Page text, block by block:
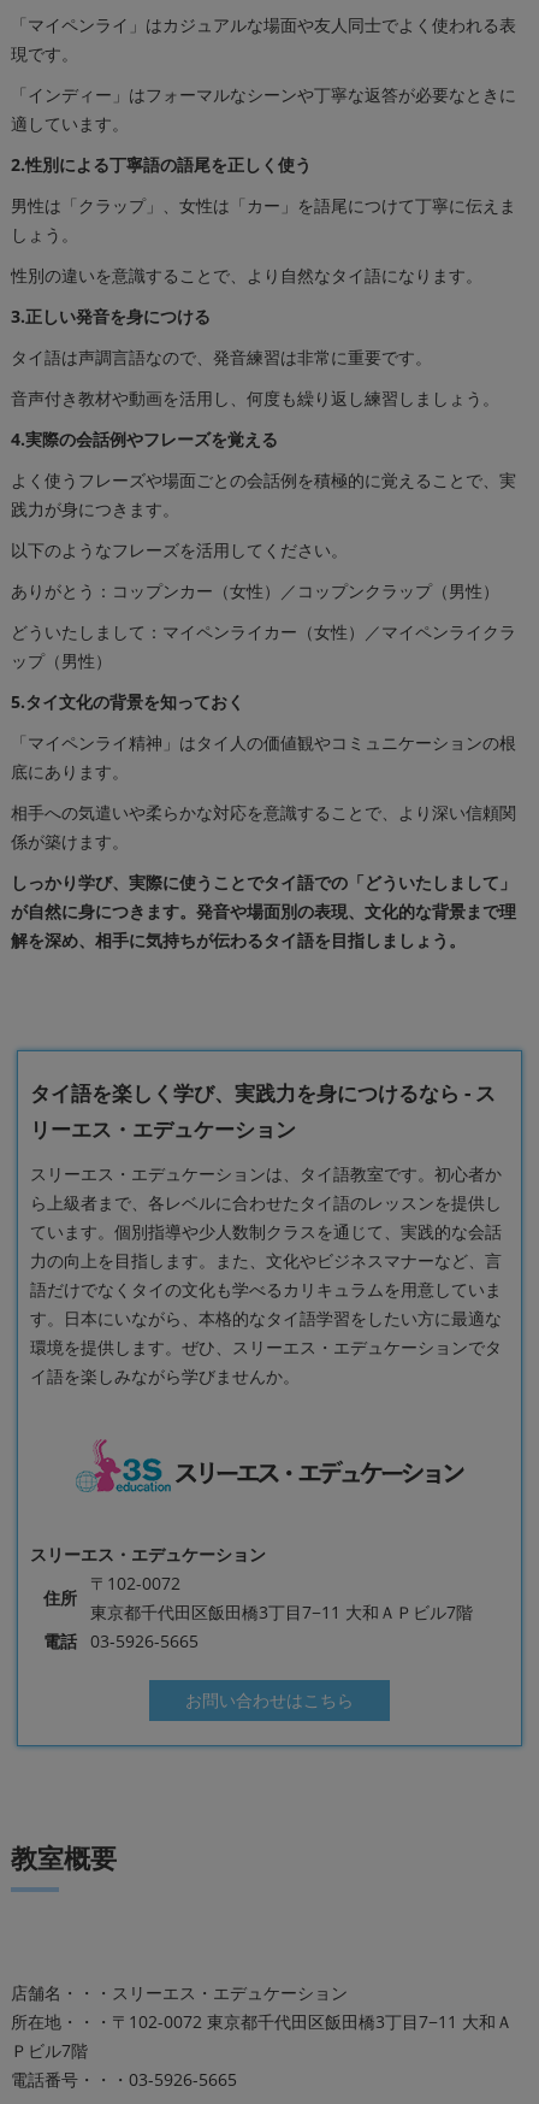
「マイペンライ」はカジュアルな場面や友人同士でよく使われる表
現です。
「インディー」はフォーマルなシーンや丁寧な返答が必要なときに
適しています。
2.性別による丁寧語の語尾を正しく使う
男性は「クラップ」、女性は「カー」を語尾につけて丁寧に伝えま
しょう。
性別の違いを意識することで、より自然なタイ語になります。
3.正しい発音を身につける
タイ語は声調言語なので、発音練習は非常に重要です。
音声付き教材や動画を活用し、何度も繰り返し練習しましょう。
4.実際の会話例やフレーズを覚える
よく使うフレーズや場面ごとの会話例を積極的に覚えることで、実
践力が身につきます。
以下のようなフレーズを活用してください。
ありがとう：コップンカー（女性）／コップンクラップ（男性）
どういたしまして：マイペンライカー（女性）／マイペンライクラ
ップ（男性）
5.タイ文化の背景を知っておく
「マイペンライ精神」はタイ人の価値観やコミュニケーションの根
底にあります。
相手への気遣いや柔らかな対応を意識することで、より深い信頼関
係が築けます。
しっかり学び、実際に使うことでタイ語での「どういたしまして」
が自然に身につきます。発音や場面別の表現、文化的な背景まで理
解を深め、相手に気持ちが伝わるタイ語を目指しましょう。
タイ語を楽しく学び、実践力を身につけるなら - ス
リーエス・エデュケーション
スリーエス・エデュケーションは、タイ語教室です。初心者か
ら上級者まで、各レベルに合わせたタイ語のレッスンを提供し
ています。個別指導や少人数制クラスを通じて、実践的な会話
力の向上を目指します。また、文化やビジネスマナーなど、言
語だけでなくタイの文化も学べるカリキュラムを用意していま
す。日本にいながら、本格的なタイ語学習をしたい方に最適な
環境を提供します。ぜひ、スリーエス・エデュケーションでタ
イ語を楽しみながら学びませんか。
スリーエス・エデュケーション
住所
〒102-0072
東京都千代田区飯田橋3丁目7−11 大和ＡＰビル7階
電話 03-5926-5665
お問い合わせはこちら
教室概要
店舗名・・・スリーエス・エデュケーション
所在地・・・〒102-0072 東京都千代田区飯田橋3丁目7−11 大和Ａ
Ｐビル7階
電話番号・・・03-5926-5665